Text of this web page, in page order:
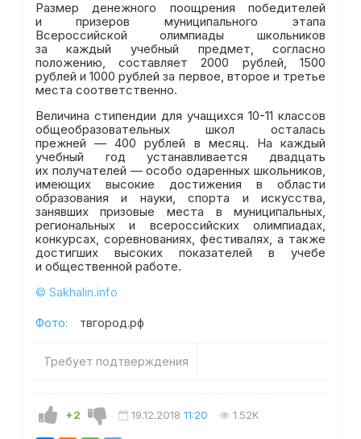
Размер денежного поощрения победителей
и призеров муниципального этапа
Всероссийской олимпиады школьников
за каждый учебный предмет, согласно
положению, составляет 2000 рублей, 1500
рублей и 1000 рублей за первое, второе и третье
места соответственно.
Величина стипендии для учащихся 10-11 классов
общеобразовательных школ осталась
прежней — 400 рублей в месяц. На каждый
учебный год устанавливается двадцать
их получателей — особо одаренных школьников,
имеющих высокие достижения в области
образования и науки, спорта и искусства,
занявших призовые места в муниципальных,
региональных и всероссийских олимпиадах,
конкурсах, соревнованиях, фестивалях, а также
достигших высоких показателей в учебе
и общественной работе.
© Sakhalin.info
Фото: твгород.рф
Требует подтверждения
+2 19.12.2018 11:20 1.52K